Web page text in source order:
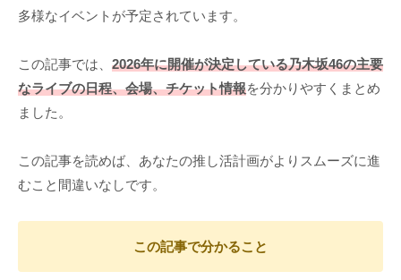
多様なイベントが予定されています。
この記事では、 2026年に開催が決定している乃木坂46の主要
なライブの日程、会場、チケット情報を分かりやすくまとめ
ました。
この記事を読めば、あなたの推し活計画がよりスムーズに進
むこと間違いなしです。
この記事で分かること